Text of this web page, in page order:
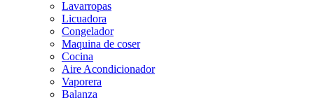
Lavarropas
Licuadora
Congelador
Maquina de coser
Cocina
Aire Acondicionador
Vaporera
Balanza